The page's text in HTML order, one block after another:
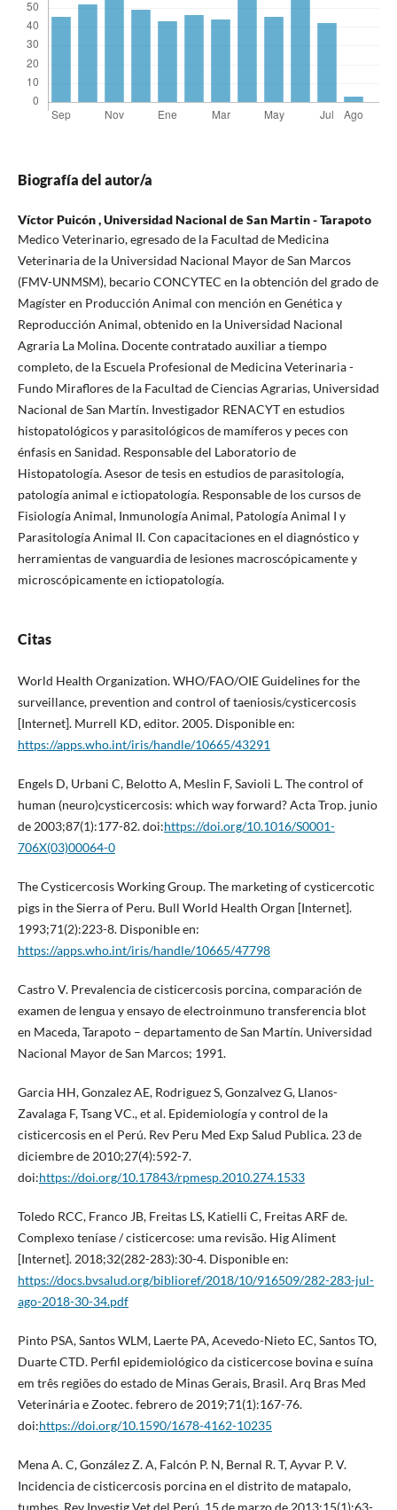
Biografía del autor/a
Víctor Puicón ,Universidad Nacional de San Martin - Tarapoto
Medico Veterinario, egresado de la Facultad de Medicina
Veterinaria de la Universidad Nacional Mayor de San Marcos
(FMV-UNMSM), becario CONCYTEC en la obtención del grado de
Magíster en Producción Animal con mención en Genética y
Reproducción Animal, obtenido en la Universidad Nacional
Agraria La Molina. Docente contratado auxiliar a tiempo
completo, de la Escuela Profesional de Medicina Veterinaria -
Fundo Miraflores de la Facultad de Ciencias Agrarias, Universidad
Nacional de San Martín. Investigador RENACYT en estudios
histopatológicos y parasitológicos de mamíferos y peces con
énfasis en Sanidad. Responsable del Laboratorio de
Histopatología. Asesor de tesis en estudios de parasitología,
patología animal e ictiopatología. Responsable de los cursos de
Fisiología Animal, Inmunología Animal, Patología Animal I y
Parasitología Animal II. Con capacitaciones en el diagnóstico y
herramientas de vanguardia de lesiones macroscópicamente y
microscópicamente en ictiopatología.
Citas
World Health Organization. WHO/FAO/OIE Guidelines for the
surveillance, prevention and control of taeniosis/cysticercosis
[Internet]. Murrell KD, editor. 2005. Disponible en:
https://apps.who.int/iris/handle/10665/43291
Engels D, Urbani C, Belotto A, Meslin F, Savioli L. The control of
human (neuro)cysticercosis: which way forward? Acta Trop. junio
de 2003;87(1):177-82. doi:https://doi.org/10.1016/S0001-
706X(03)00064-0
The Cysticercosis Working Group. The marketing of cysticercotic
pigs in the Sierra of Peru. Bull World Health Organ [Internet].
1993;71(2):223-8. Disponible en:
https://apps.who.int/iris/handle/10665/47798
Castro V. Prevalencia de cisticercosis porcina, comparación de
examen de lengua y ensayo de electroinmuno transferencia blot
en Maceda, Tarapoto – departamento de San Martín. Universidad
Nacional Mayor de San Marcos; 1991.
Garcia HH, Gonzalez AE, Rodriguez S, Gonzalvez G, Llanos-
Zavalaga F, Tsang VC., et al. Epidemiología y control de la
cisticercosis en el Perú. Rev Peru Med Exp Salud Publica. 23 de
diciembre de 2010;27(4):592-7.
doi:https://doi.org/10.17843/rpmesp.2010.274.1533
Toledo RCC, Franco JB, Freitas LS, Katielli C, Freitas ARF de.
Complexo teníase / cisticercose: uma revisão. Hig Aliment
[Internet]. 2018;32(282-283):30-4. Disponible en:
https://docs.bvsalud.org/biblioref/2018/10/916509/282-283-jul-
ago-2018-30-34.pdf
Pinto PSA, Santos WLM, Laerte PA, Acevedo-Nieto EC, Santos TO,
Duarte CTD. Perfil epidemiológico da cisticercose bovina e suína
em três regiões do estado de Minas Gerais, Brasil. Arq Bras Med
Veterinária e Zootec. febrero de 2019;71(1):167-76.
doi:https://doi.org/10.1590/1678-4162-10235
Mena A. C, González Z. A, Falcón P. N, Bernal R. T, Ayvar P. V.
Incidencia de cisticercosis porcina en el distrito de matapalo,
tumbes. Rev Investig Vet del Perú. 15 de marzo de 2013;15(1):63-